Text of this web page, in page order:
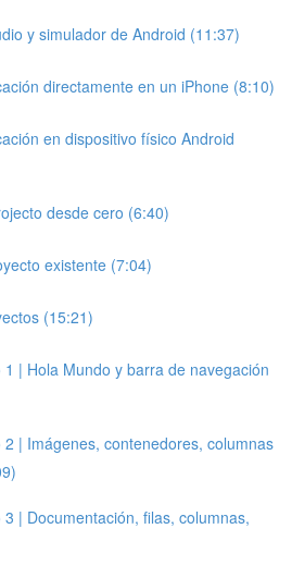
y simulador de Android (11:37)
directamente en un iPhone (8:10)
en dispositivo físico Android
desde cero (6:40)
existente (7:04)
(15:21)
| Hola Mundo y barra de navegación
| Imágenes, contenedores, columnas
| Documentación, filas, columnas,